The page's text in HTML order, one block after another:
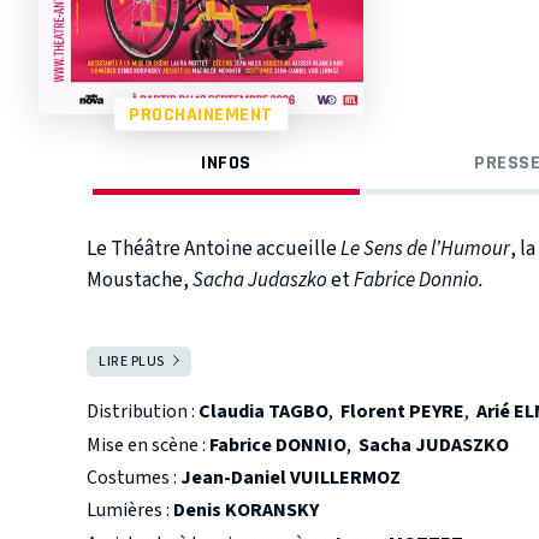
PROCHAINEMENT
INFOS
Le Théâtre Antoine accueilleLe Sens de l’Humour,
Moustache,Sacha JudaszkoetFabrice Donnio.
Pour cette création, un quatuor d’exception réuni
ElmalehetÉlise Diamant.
Le temps d’un dîner, quatre visions de l’humour
Pour Romain, l’humour, c’est son métier. Pour
sa passion. Pour Mathilde, l’humour, c’est Jean-
Entre blagues qui dépassent les limites,
LIRE PLUS
Distribution : Claudia TAGBO, Florent PEYRE, Arié
Mise en scène : Fabrice DONNIO, Sacha JUDASZKO
Costumes :Jean-Daniel VUILLERMOZ
Lumières : Denis KORANSKY